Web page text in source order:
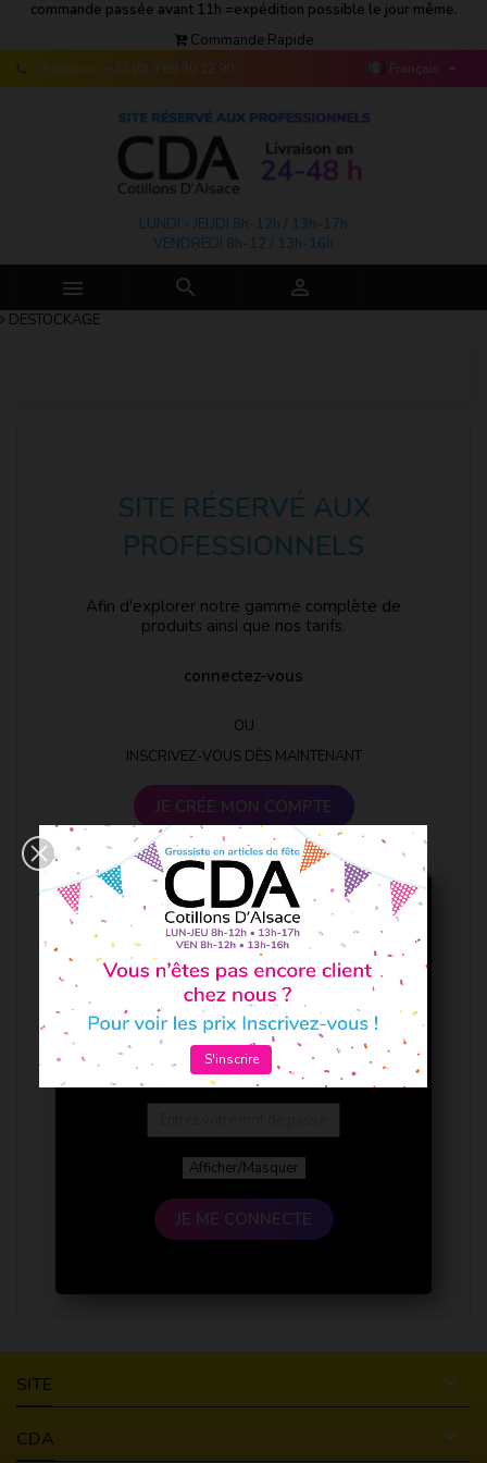
commande passée avant 11h =expédition possible le jour même.
Commande Rapide
Téléphone: + 33 (0) 3 89 30 12 90 Français 
LUNDI - JEUDI 8h-12h / 13h-17h
VENDREDI 8h-12 / 13h-16h
  
DESTOCKAGE
SITE RÉSERVÉ AUX
PROFESSIONNELS
Afin d'explorer notre gamme complète de
produits ainsi que nos tarifs.
connectez-vous
OU
INSCRIVEZ-VOUS DÈS MAINTENANT
JE CRÉE MON COMPTE
Afficher/Masquer
JE ME CONNECTE
SITE 
CDA 
S'inscrire